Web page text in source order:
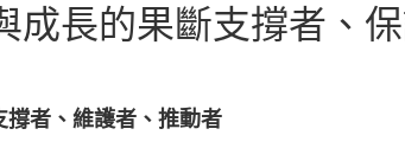
長的果斷支撐者、
者、維護者、推動者